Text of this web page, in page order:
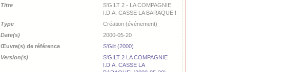
Titre
S'GILT 2 - LA COMPAGNIE
I.D.A. CASSE LA BARAQUE !
Type
Création (événement)
Date(s)
2000-05-20
Œuvre(s) de référence
S'Gilt (2000)
Version(s)
S'GILT 2 LA COMPAGNIE
I.D.A. CASSE LA